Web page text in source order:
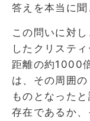
答えを本当に聞
この問いに対
したクリステ
距離の約1000
は、その周囲
ものとなった
存在であるか